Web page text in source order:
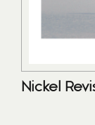
Nickel